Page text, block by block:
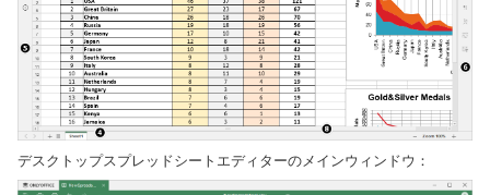
デスクトップスプレッドシートエディターのメインウィンドウ：